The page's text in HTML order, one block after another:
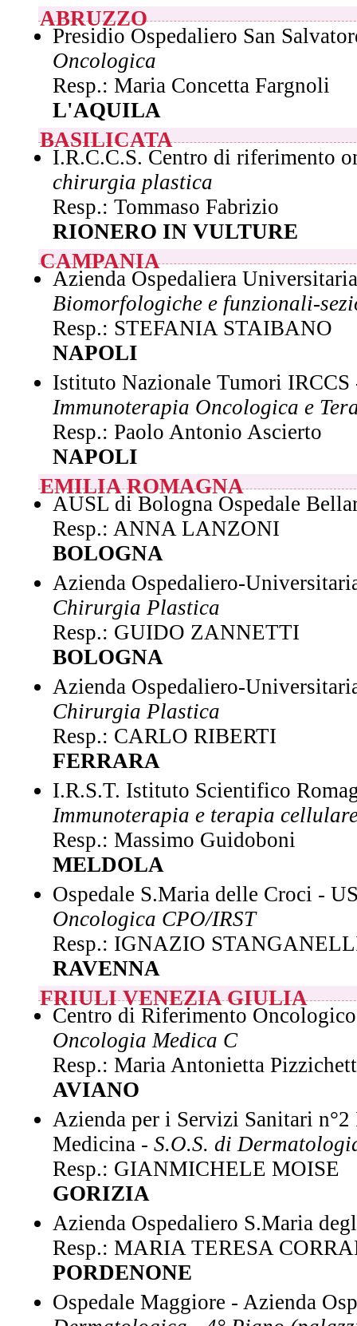
ABRUZZO
Presidio Ospedaliero San
Oncologica
Resp.: Maria Concetta Fargnoli
L'AQUILA
BASILICATA
I.R.C.C.S. Centro di riferimento
chirurgia plastica
Resp.: Tommaso Fabrizio
RIONERO IN VULTURE
CAMPANIA
Azienda Ospedaliera
Biomorfologiche e funzionali-
Resp.: STEFANIA STAIBANO
NAPOLI
Istituto Nazionale Tumori IRCCS
Immunoterapia Oncologica e
Resp.: Paolo Antonio Ascierto
NAPOLI
EMILIA ROMAGNA
AUSL di Bologna Ospedale
Resp.: ANNA LANZONI
BOLOGNA
Azienda Ospedaliero-
Chirurgia Plastica
Resp.: GUIDO ZANNETTI
BOLOGNA
Azienda Ospedaliero-
Chirurgia Plastica
Resp.: CARLO RIBERTI
FERRARA
I.R.S.T. Istituto Scientifico
Immunoterapia e terapia
Resp.: Massimo Guidoboni
MELDOLA
Ospedale S.Maria delle Croci -
Oncologica CPO/IRST
Resp.: IGNAZIO
RAVENNA
FRIULI VENEZIA GIULIA
Centro di Riferimento
Oncologia Medica C
Resp.: Maria Antonietta
AVIANO
Azienda per i Servizi Sanitari
Medicina - S.O.S. di
Resp.: GIANMICHELE MOISE
GORIZIA
Azienda Ospedaliero S.Maria
Resp.: MARIA TERESA
PORDENONE
Ospedale Maggiore - Azienda